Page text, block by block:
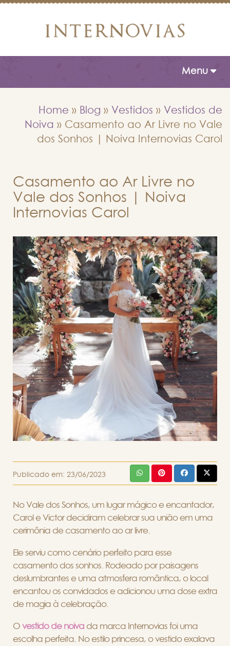
Toggle
Menu
Home » Blog » Vestidos » Vestidos de
Noiva » Casamento ao Ar Livre no Vale
dos Sonhos | Noiva Internovias Carol
Casamento ao Ar Livre no
Vale dos Sonhos | Noiva
Internovias Carol
Publicado em: 23/06/2023
No Vale dos Sonhos, um lugar mágico e encantador,
Carol e Victor decidiram celebrar sua união em uma
cerimônia de casamento ao ar livre.
Ele serviu como cenário perfeito para esse
casamento dos sonhos. Rodeado por paisagens
deslumbrantes e uma atmosfera romântica, o local
encantou os convidados e adicionou uma dose extra
de magia à celebração.
O vestido de noiva da marca Internovias foi uma
escolha perfeita. No estilo princesa, o vestido exalava